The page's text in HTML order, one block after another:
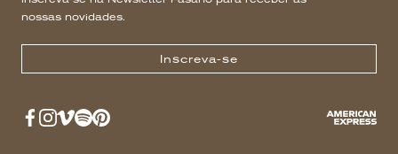
nossas novidades.
Inscreva-se